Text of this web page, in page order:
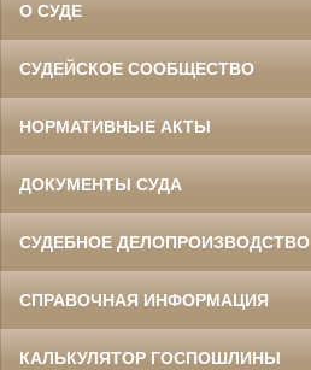
О СУДЕ
СУДЕЙСКОЕ СООБЩЕСТВО
НОРМАТИВНЫЕ АКТЫ
ДОКУМЕНТЫ СУДА
СУДЕБНОЕ ДЕЛОПРОИЗВОДСТВО
СПРАВОЧНАЯ ИНФОРМАЦИЯ
КАЛЬКУЛЯТОР ГОСПОШЛИНЫ